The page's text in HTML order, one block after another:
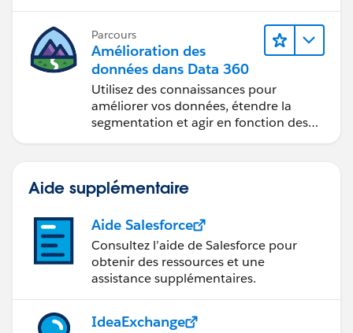
Parcours
Amélioration des
données dans Data 360
Utilisez des connaissances pour
améliorer vos données, étendre la
segmentation et agir en fonction des
données.
Aide supplémentaire
Aide Salesforce
Consultez l’aide de Salesforce pour
obtenir des ressources et une
assistance supplémentaires.
IdeaExchange